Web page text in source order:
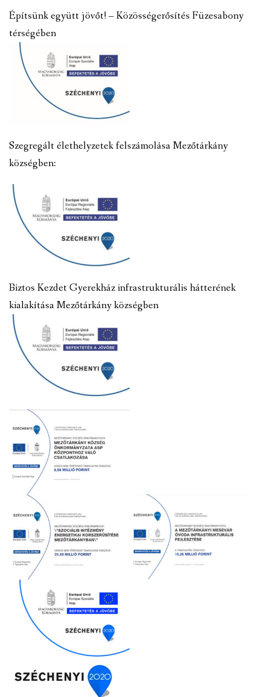
Építsünk együtt jövőt! – Közösségerősítés Füzesabony
térségében
Szegregált élethelyzetek felszámolása Mezőtárkány
községben:
Biztos Kezdet Gyerekház infrastrukturális hátterének
kialakítása Mezőtárkány községben